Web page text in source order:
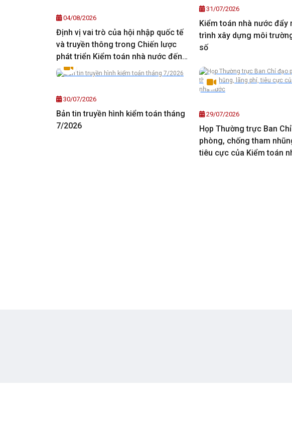
04/08/2026
Định vị vai trò của hội nhập quốc tế
và truyền thông trong Chiến lược
phát triển Kiểm toán nhà nước đến
năm 2035, tầm nhìn đến năm 2045
31/07/2026
Kiểm toán nhà nước đẩy
trình xây dựng môi
số
30/07/2026
Bản tin truyền hình kiểm toán tháng
7/2026
29/07/2026
Họp Thường trực Ban
phòng, chống tham
tiêu cực của Kiểm toán